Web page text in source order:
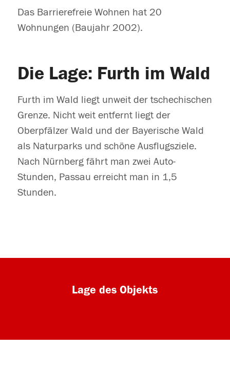
Das Barrierefreie Wohnen hat 20
Wohnungen (Baujahr 2002).
Die Lage: Furth im Wald
Furth im Wald liegt unweit der tschechischen
Grenze. Nicht weit entfernt liegt der
Oberpfälzer Wald und der Bayerische Wald
als Naturparks und schöne Ausflugsziele.
Nach Nürnberg fährt man zwei Auto-
Stunden, Passau erreicht man in 1,5
Stunden.
Lage des Objekts